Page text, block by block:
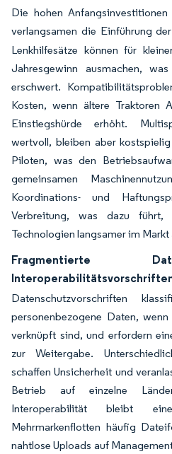
Die hohen
verlangsamen die Einführung
Lenkhilfesätze können für
Jahresgewinn ausmachen,
erschwert.
Kosten, wenn ältere Traktoren
Einstiegshürde erhöht.
wertvoll, bleiben aber
Piloten, was den
gemeinsamen
Koordinations- und
Verbreitung, was dazu führt,
Technologien langsamer im Markt
Fragmentierte
Datenschutzvorschriften
personenbezogene Daten,
verknüpft sind, und erfordern
zur Weitergabe.
schaffen Unsicherheit und
Betrieb auf einzelne
Interoperabilität bleibt
Mehrmarkenflotten häufig
nahtlose Uploads auf